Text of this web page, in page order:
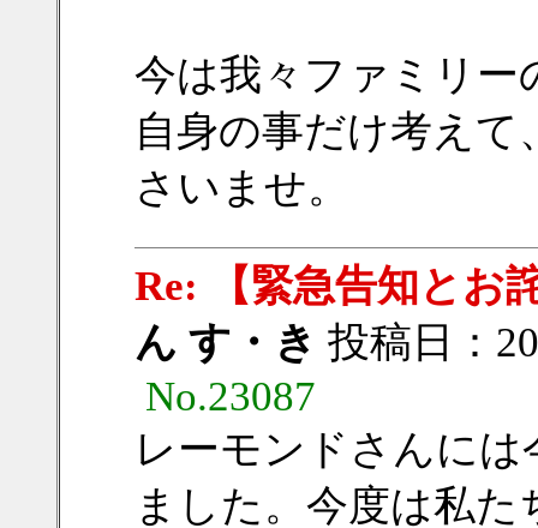
今は我々ファミリ
自身の事だけ考え
さいませ。
Re: 【緊急告知とお
ん す・き 投稿日：
No.23087
レーモンドさんに
ました。今度は私